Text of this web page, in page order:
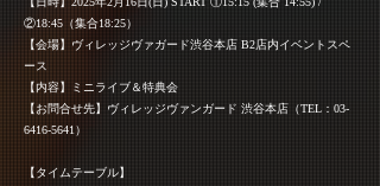
②18:45（集合18:25）
【会場】ヴィレッジヴァガード渋谷本店 B2店内イベントスペ
ース
【内容】ミニライブ＆特典会
【お問合せ先】ヴィレッジヴァンガード 渋谷本店（TEL：03-
6416-5641）
【タイムテーブル】